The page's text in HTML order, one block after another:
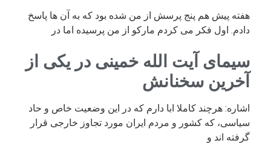
هفته پیش هم پنج پرسش از من شده بود که به آن ها پاسخ
دادم. اول فکر می کردم مارکو از من پرسیده اما در
سیمای آیت الله خمینی در یکی از
آخرین سخنانش
اشاره: هرچند کاملا ابا دارم که در این وضعیت خاص و حاد
سیاسی، که کشور و مردم ایران مورد تجاوز خارجی قرار
گرفته اند و